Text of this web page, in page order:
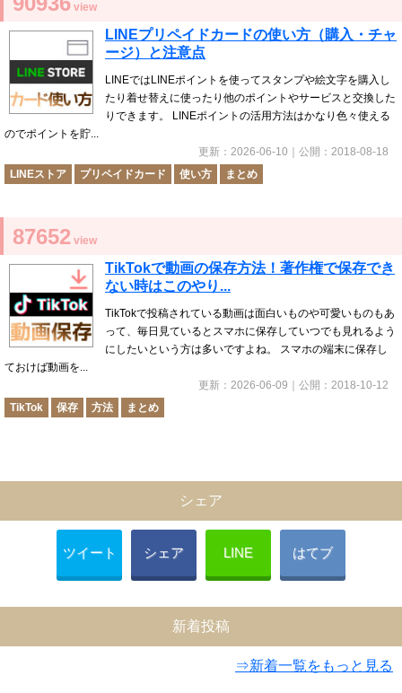
view
LINEプリペイドカードの使い方（購入・チャ
ージ）と注意点
LINEではLINEポイントを使ってスタンプや絵文字を購入し
たり着せ替えに使ったり他のポイントやサービスと交換した
りできます。 LINEポイントの活用方法はかなり色々使える
のでポイントを貯...
更新： 2026-06-10 ｜公開： 2018-08-18
LINEストア
プリペイドカード 使い方 まとめ
87652 view
TikTokで動画の保存方法！著作権で保存でき
ない時はこのやり...
TikTokで投稿されている動画は面白いものや可愛いものもあ
って、毎日見ているとスマホに保存していつでも見れるよう
にしたいという方は多いですよね。 スマホの端末に保存し
ておけば動画を...
更新： 2026-06-09 ｜公開： 2018-10-12
TikTok
保存 方法 まとめ
シェア
ツイート シェア LINE はてブ
新着投稿
⇒新着一覧をもっと見る